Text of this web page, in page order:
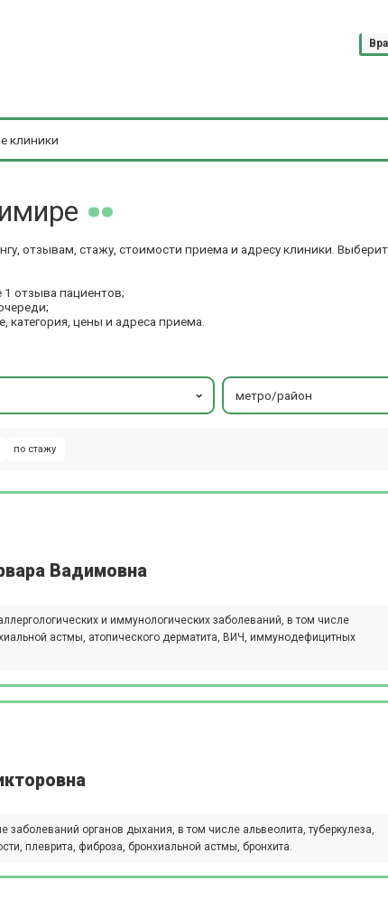
отзывам, стажу, стоимости приема и адресу клиники.
отзыва пациентов;
категория, цены и адреса приема.
метро/район
по стажу
Вадимовна
и иммунологических заболеваний, в том числе
астмы, атопического дерматита, ВИЧ, иммунодефицитных
заболеваний органов дыхания, в том числе альвеолита, туберкулеза,
плеврита, фиброза, бронхиальной астмы, бронхита.